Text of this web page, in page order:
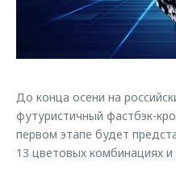
Страхование
Кредитный калькулятор
Одежда и сувениры
Оригинальные аксессуары
Запчасти
Клиентская поддержка
Приложение O&J
Аксессуары
Одежда и сувениры
Обратная связь
До конца осени на
футуристичный фастбэк-
первом этапе будет
13 цветовых комбинациях